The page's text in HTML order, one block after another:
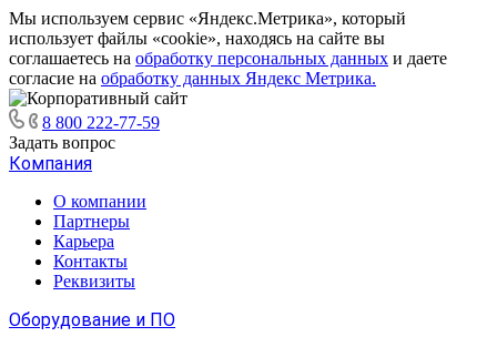
Мы используем сервис «Яндекс.Метрика», который
использует файлы «cookie», находясь на сайте вы
соглашаетесь на обработку персональных данных и даете
согласие на обработку данных Яндекс Метрика.
8 800 222-77-59
Задать вопрос
Компания
О компании
Партнеры
Карьера
Контакты
Реквизиты
Оборудование и ПО